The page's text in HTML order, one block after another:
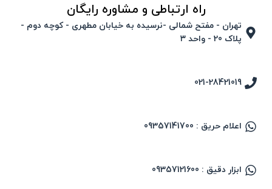
راه ارتباطی و مشاوره رایگان
تهران - مفتح شمالی -نرسیده به خیابان مطهری - کوچه دوم -
پلاک 20 - واحد ۳
021-28421019
اعلام حریق : 09357141700
ابزار دقیق : 09357121600